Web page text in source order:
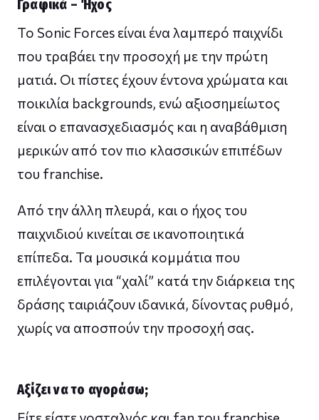
Γραφικά – Ήχος
Το Sonic Forces είναι ένα λαμπερό παιχνίδι
που τραβάει την προσοχή με την πρώτη
ματιά. Οι πίστες έχουν έντονα χρώματα και
ποικιλία backgrounds, ενώ αξιοσημείωτος
είναι ο επανασχεδιασμός και η αναβάθμιση
μερικών από τον πιο κλασσικών επιπέδων
του franchise.
Από την άλλη πλευρά, και ο ήχος του
παιχνιδιού κινείται σε ικανοποιητικά
επίπεδα. Τα μουσικά κομμάτια που
επιλέγονται για “χαλί” κατά την διάρκεια της
δράσης ταιριάζουν ιδανικά, δίνοντας ρυθμό,
χωρίς να αποσπούν την προσοχή σας.
Αξίζει να το αγοράσω;